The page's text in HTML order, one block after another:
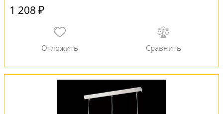
1 208 ₽